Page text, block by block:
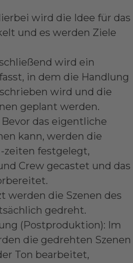
wird die Idee für das
und es werden Ziele
wird ein
in dem die Handlung
wird und die
geplant werden.
das eigentliche
kann, werden die
zeiten festgelegt,
Crew gecastet und das
werden die Szenen des
gedreht.
(Postproduktion): Im
die gedrehten Szenen
Ton bearbeitet,